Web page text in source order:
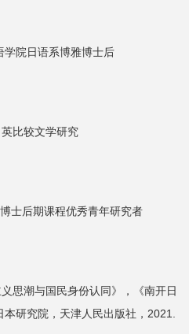
院日语系博雅博士后
比较文学研究
⼠后期课程优秀⻘年研究者
思潮与国民身份认同》，《南开日
研究院，天津人民出版社，2021.